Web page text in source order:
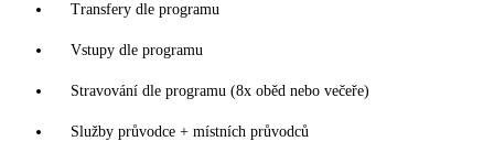
Transfery dle programu
Vstupy dle programu
Stravování dle programu (8x oběd nebo večeře)
Služby průvodce + místních průvodců